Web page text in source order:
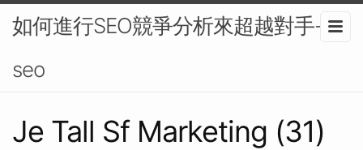
如何進行SEO競爭分析來超越對手-
seo
Je Tall Sf Marketing (31)